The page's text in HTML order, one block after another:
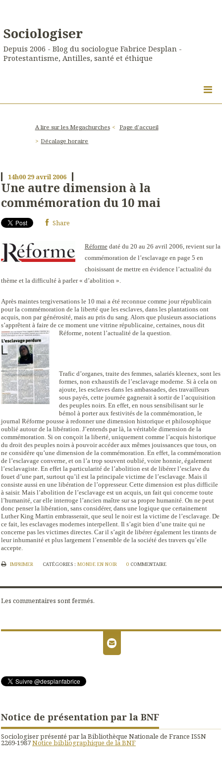
Sociologiser
Depuis 2006 - Blog du sociologue Fabrice Desplan -
Protestantisme, Antilles, santé et éthique
Notice de présentation par la BNF
Sociologiser présenté par la Bibliothèque Nationale de France ISSN
2269-1987Notice bibliographique de la BNF
A lire sur les Megachurches
Page d'accueil
Décalage horaire
14h00 29 avril 2006
Une autre dimension à la
commémoration du 10 mai
Share
Réformedaté du 20 au 26 avril 2006, revient sur la
commémoration de l’esclavage en page 5 en
choisissant de mettre en évidence l’actualité du
thème et la difficulté à parler « d’abolition ».
Après maintes tergiversations le 10 mai a été reconnue comme jour républicain
pour la commémoration de la liberté que les esclaves, dans les plantations ont
acquis, non par générosité, mais au pris du sang. Alors que plusieurs associations
s’apprêtent à faire de ce moment une vitrine républicaine, certaines, nous dit
Réforme, notent l’actualité de la question.
Trafic d’organes, traite des femmes, salariés kleenex, sont les
formes, non exhaustifs de l’esclavage moderne. Si à cela on
ajoute, les esclaves dans les ambassades, des travailleurs
sous payés, cette journée gagnerait à sortir de l’acquisition
des peuples noirs. En effet, en nous sensibilisant sur le
bémol à porter aux festivités de la commémoration, le
journal Réforme pousse à redonner une dimension historique et philosophique
oublié autour de la libération. J’entends par là, la véritable dimension de la
commémoration. Si on conçoit la liberté, uniquement comme l’acquis historique
du droit des peuples noirs à pouvoir accéder aux mêmes jouissances que tous, on
ne considère qu’une dimension de la commémoration. En effet, la commémoration
de l’esclavage converne, et on l’a trop souvent oublié, voire honnie, également
l’esclavagiste. En effet la particularité de l’abolition est de libérer l’esclave du
fouet d’une part, surtout qu’il est la principale victime de l’esclavage. Mais il
consiste aussi en une libération de l’oppresseur. Cette dimension est plus difficile
à saisir. Mais l’abolition de l’esclavage est un acquis, un fait qui concerne toute
l’humanité, car elle interroge l’ancien maître sur sa propre humanité. On ne peut
donc penser la libération, sans considérer, dans une logique que certainement
Luther King Martin embrasserait, que seul le noir est la victime de l’esclavage. De
ce fait, les esclavages modernes interpellent. Il s’agit bien d’une traite qui ne
concerne pas les victimes directes. Car il s’agit de libérer également les tirants de
leur inhumanité et plus largement l’ensemble de la société des travers qu’elle
accepte.
IMPRIMER CATÉGORIES : MONDE EN NOIR 0 COMMENTAIRE
Les commentaires sont fermés.